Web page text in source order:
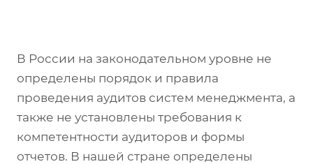
В России на законодательном уровне не
определены порядок и правила
проведения аудитов систем менеджмента, а
также не установлены требования к
компетентности аудиторов и формы
отчетов. В нашей стране определены